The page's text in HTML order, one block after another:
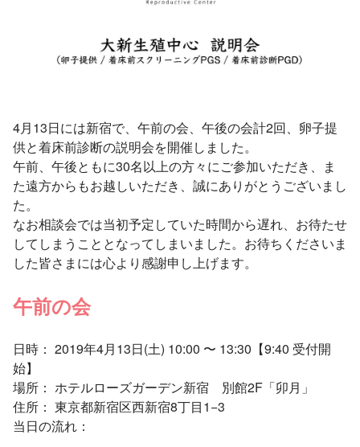
4月13日には新宿で、午前の会、午後の会計2回、卵子提
供と着床前診断の説明会を開催しました。
午前、午後ともに30名以上の方々にご参加いただき、ま
た遠方からもお越しいただき、誠にありがとうございまし
た。
なお相談会では当初予定していた時間から遅れ、お待たせ
してしまうこととなってしまいました。お待ちくださいま
した皆さまには心より感謝申し上げます。
午前の会
日時： 2019年4月13日(土) 10:00 〜 13:30【9:40 受付開
始】
場所： ホテルローズガーデン新宿 別館2F「卯月」
住所： 東京都新宿区西新宿8丁目1−3
当日の流れ：